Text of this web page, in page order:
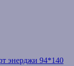
энерджи 94*140